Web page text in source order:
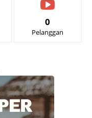
0
Pelanggan